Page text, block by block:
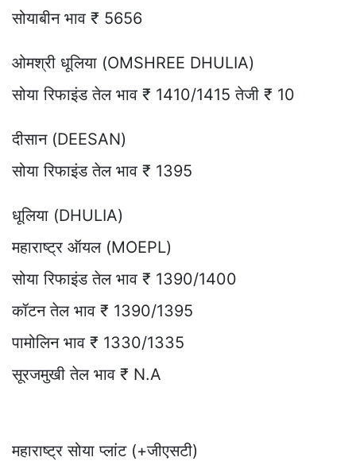
सोयाबीन भाव ₹ 5656
ओमश्री धूलिया (OMSHREE DHULIA)
सोया रिफाइंड तेल भाव ₹ 1410/1415 तेजी ₹ 10
दीसान (DEESAN)
सोया रिफाइंड तेल भाव ₹ 1395
धूलिया (DHULIA)
महाराष्ट्र ऑयल (MOEPL)
सोया रिफाइंड तेल भाव ₹ 1390/1400
कॉटन तेल भाव ₹ 1390/1395
पामोलिन भाव ₹ 1330/1335
सूरजमुखी तेल भाव ₹ N.A
महाराष्ट्र सोया प्लांट (+जीएसटी)